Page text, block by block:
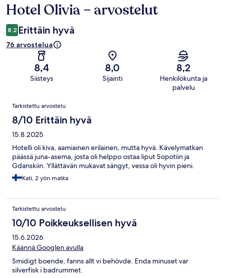
Arvostelut
Hotel Olivia – arvostelut
8,2 Erittäin hyvä
76 arvostelua
8,4
Siisteys
8,0
Sijainti
8,2
Henkilökunta ja
palvelu
Arvostelut
Tarkistettu arvostelu
8/10 Erittäin hyvä
15.8.2025
Hotelli oli kiva, aamiainen erilainen, mutta hyvä. Kävelymatkan
päässä juna-asema, josta oli helppo ostaa liput Sopotiin ja
Gdanskiin. Yllättävän mukavat sängyt, vessa oli hyvin pieni.
Kati, 2 yön matka
Tarkistettu arvostelu
10/10 Poikkeuksellisen hyvä
15.6.2026
Käännä Googlen avulla
Smidigt boende, fanns allt vi behövde. Enda minuset var
silverfisk i badrummet.